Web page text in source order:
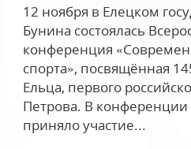
12 ноября в Елецком
Бунина состоялась
конференция
спорта», посвящённая
Ельца, первого
Петрова. В
приняло участие...